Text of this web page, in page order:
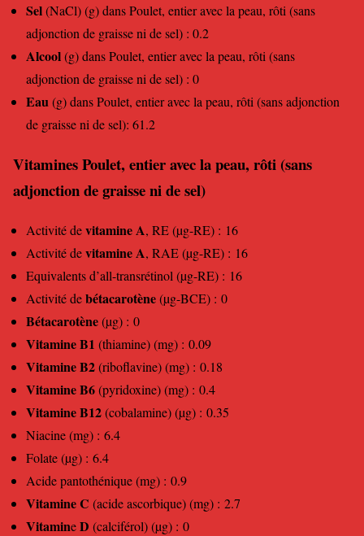
Sel(NaCl) (g) dans Poulet, entier avec la peau, rôti (sans
adjonction de graisse ni de sel) : 0.2
Alcool(g) dans Poulet, entier avec la peau, rôti (sans
adjonction de graisse ni de sel) : 0
Eau(g) dans Poulet, entier avec la peau, rôti (sans adjonction
de graisse ni de sel): 61.2
Vitamines Poulet, entier avec la peau, rôti (sans
adjonction de graisse ni de sel)
Activité devitamine A, RE (µg-RE) : 16
Activité devitamine A, RAE (µg-RE) : 16
Equivalents d’all-transrétinol (µg-RE) : 16
Activité debétacarotène(µg-BCE) : 0
Bétacarotène(µg) : 0
Vitamine B1 (thiamine) (mg) : 0.09
Vitamine B2(riboflavine) (mg) : 0.18
Vitamine B6(pyridoxine) (mg) : 0.4
Vitamine B12(cobalamine) (µg) : 0.35
Niacine (mg) : 6.4
Folate (µg) : 6.4
Acide pantothénique (mg) : 0.9
Vitamine C (acide ascorbique) (mg) : 2.7
VitamineD (calciférol) (µg) : 0